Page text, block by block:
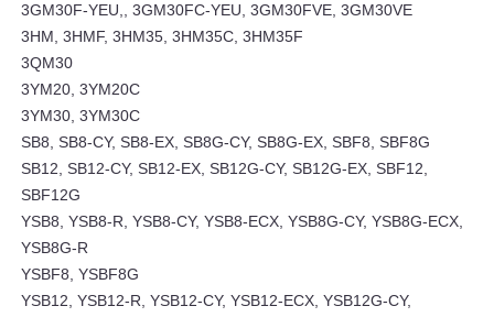
3GM30F-YEU,, 3GM30FC-YEU, 3GM30FVE, 3GM30VE
3HM, 3HMF, 3HM35, 3HM35C, 3HM35F
3QM30
3YM20, 3YM20C
3YM30, 3YM30C
SB8, SB8-CY, SB8-EX, SB8G-CY, SB8G-EX, SBF8, SBF8G
SB12, SB12-CY, SB12-EX, SB12G-CY, SB12G-EX, SBF12,
SBF12G
YSB8, YSB8-R, YSB8-CY, YSB8-ECX, YSB8G-CY, YSB8G-ECX,
YSB8G-R
YSBF8, YSBF8G
YSB12, YSB12-R, YSB12-CY, YSB12-ECX, YSB12G-CY,